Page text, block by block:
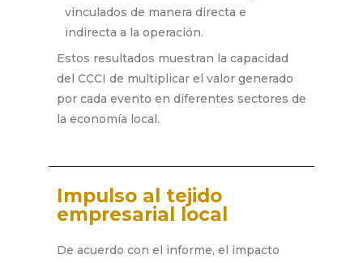
vinculados de manera directa e
indirecta a la operación.
Estos resultados muestran la capacidad
del CCCI de multiplicar el valor generado
por cada evento en diferentes sectores de
la economía local.
Impulso al tejido
empresarial local
De acuerdo con el informe, el impacto